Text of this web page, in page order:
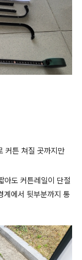
커튼 쳐질 곳까지만
도 커튼레일이 단절
계에서 뒷부분까지 통